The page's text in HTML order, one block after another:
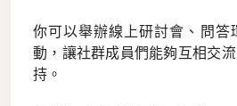
你可以舉辦線上研討會、問答
動，讓社群成員們能夠互相交
持。